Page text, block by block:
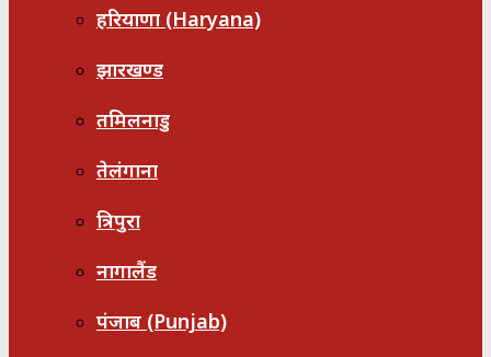
हरियाणा (Haryana)
झारखण्ड
तमिलनाडु
तेलंगाना
त्रिपुरा
नागालैंड
पंजाब (Punjab)